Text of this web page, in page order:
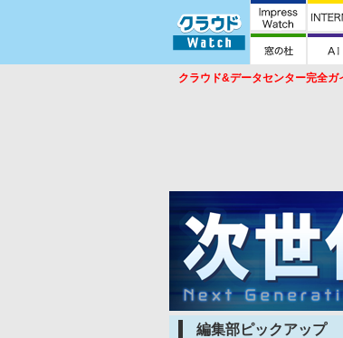
クラウド&データセンター完全ガ
編集部ピックアップ